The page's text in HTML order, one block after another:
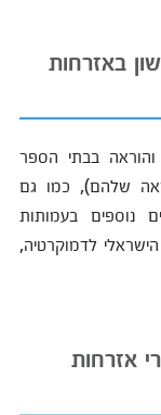
באזרחות
והוראה בבתי הספר
שלהם), כמו גם
נוספים בעמותות
לדמוקרטיה,
אזרחות